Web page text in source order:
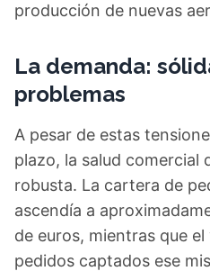
producción de nuevas
La demanda:
problemas
A pesar de estas
plazo, la salud comercial
robusta. La cartera de
ascendía a
de euros, mientras que
pedidos captados ese